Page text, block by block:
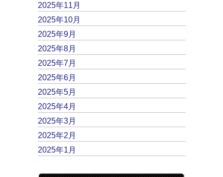
2025年11月
2025年10月
2025年9月
2025年8月
2025年7月
2025年6月
2025年5月
2025年4月
2025年3月
2025年2月
2025年1月